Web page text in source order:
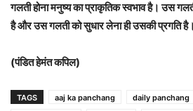
गलती होना मनुष्य का प्राकृतिक स्वभाव है। उस
है और उस गलती को सुधार लेना ही उसकी प्रगति है।
(पंडित हेमंत कपिल)
TAGS aaj ka panchang daily panchang